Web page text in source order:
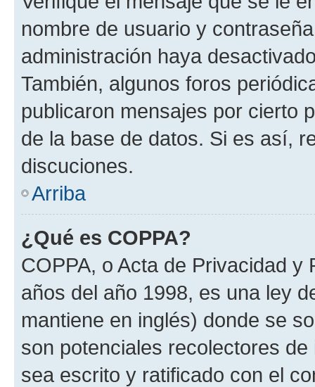
nombre de usuario y
administración haya
También, algunos foros
publicaron mensajes por cierto
de la base de datos. Si es así,
discuciones.
Arriba
¿Qué es COPPA?
COPPA, o Acta de Privacidad
años del año 1998, es una ley
mantiene en inglés) donde se
son potenciales recolectores
sea escrito y ratificado con el